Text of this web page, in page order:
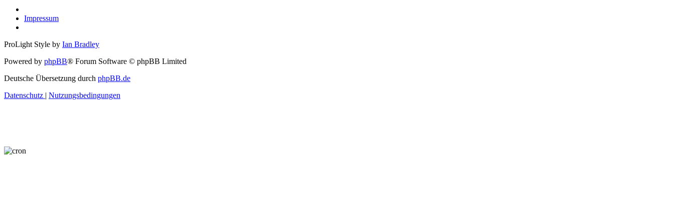
Impressum
ProLight Style by Ian Bradley
Powered by phpBB® Forum Software © phpBB Limited
Deutsche Übersetzung durch phpBB.de
Datenschutz | Nutzungsbedingungen